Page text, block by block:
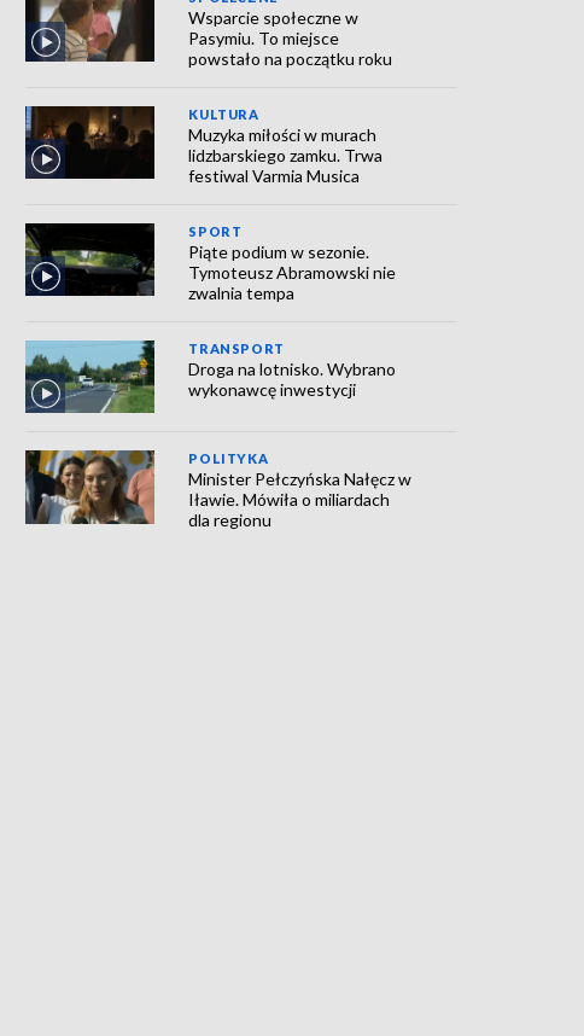
Wsparcie społeczne w
Pasymiu. To miejsce
powstało na początku roku
KULTURA
Muzyka miłości w murach
lidzbarskiego zamku. Trwa
festiwal Varmia Musica
SPORT
Piąte podium w sezonie.
Tymoteusz Abramowski nie
zwalnia tempa
TRANSPORT
Droga na lotnisko. Wybrano
wykonawcę inwestycji
POLITYKA
Minister Pełczyńska Nałęcz w
Iławie. Mówiła o miliardach
dla regionu